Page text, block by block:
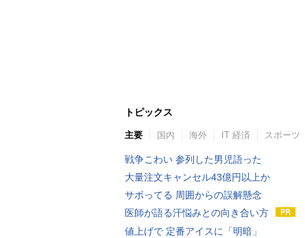
トピックス
主要 国内 海外 IT 経済 スポーツ
戦争こわい 参列した男児語った
大量注文キャンセル43億円以上か
サボってる 周囲からの誤解懸念
医師が語る汗悩みとの向き合い方
値上げで 定番アイスに「明暗」